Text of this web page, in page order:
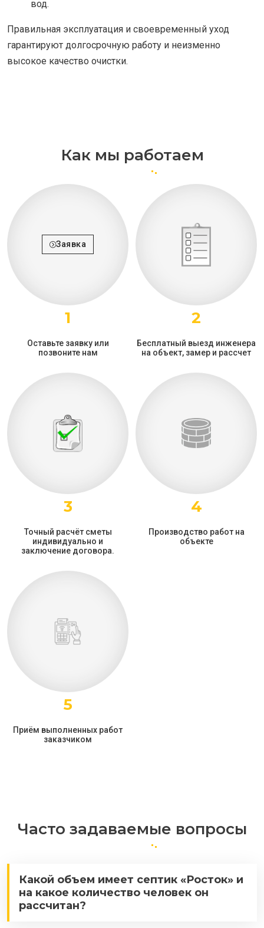
вод.
Правильная эксплуатация и своевременный уход
гарантируют долгосрочную работу и неизменно
высокое качество очистки.
Как мы работаем
Заявка
1
Оставьте заявку или
позвоните нам
2
Бесплатный выезд инженера
на объект, замер и рассчет
3
Точный расчёт сметы
индивидуально и
заключение договора.
4
Производство работ на
объекте
5
Приём выполненных работ
заказчиком
Часто задаваемые вопросы
Какой объем имеет септик «Росток» и
на какое количество человек он
рассчитан?